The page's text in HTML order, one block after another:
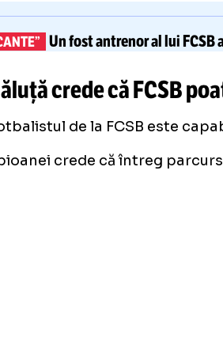
Un fost antrenor al lui FCSB
crede că FCSB
de la FCSB este
crede că întreg